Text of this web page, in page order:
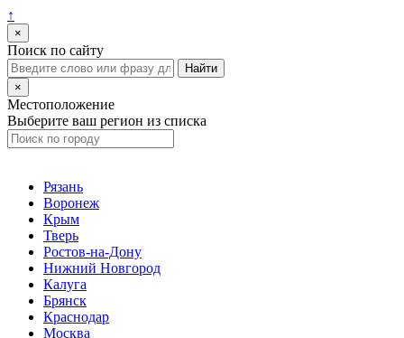
↑
×
Поиск по сайту
×
Местоположение
Выберите ваш регион из списка
Рязань
Воронеж
Крым
Тверь
Ростов-на-Дону
Нижний Новгород
Калуга
Брянск
Краснодар
Москва